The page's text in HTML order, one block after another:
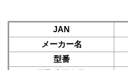
JAN
メーカー名
型番